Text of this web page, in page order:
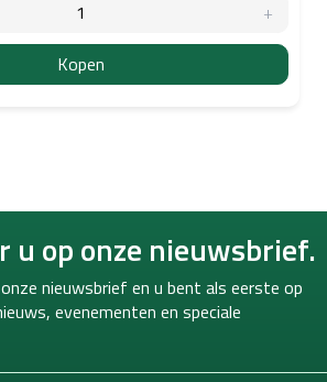
Kopen
u op onze nieuwsbrief.
nieuwsbrief en u bent als eerste op
evenementen en speciale